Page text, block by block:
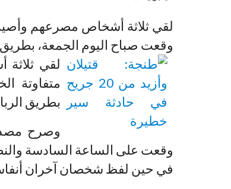
وقعت صباح اليوم الجمعة،
متفاوتة
بطريق
وصرح
وقعت على الساعة السادسة
في حين لفظ شخصان آخران